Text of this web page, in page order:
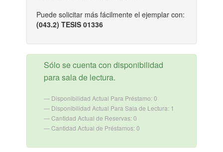
Puede solicitar más fácilmente el ejemplar con:
(043.2) TESIS 01336
Sólo se cuenta con disponibilidad
para sala de lectura.
Disponibilidad Actual Para Préstamo: 0
Disponibilidad Actual Para Sala de Lectura: 1
Cantidad Actual de Reservas: 0
Cantidad Actual de Préstamos: 0